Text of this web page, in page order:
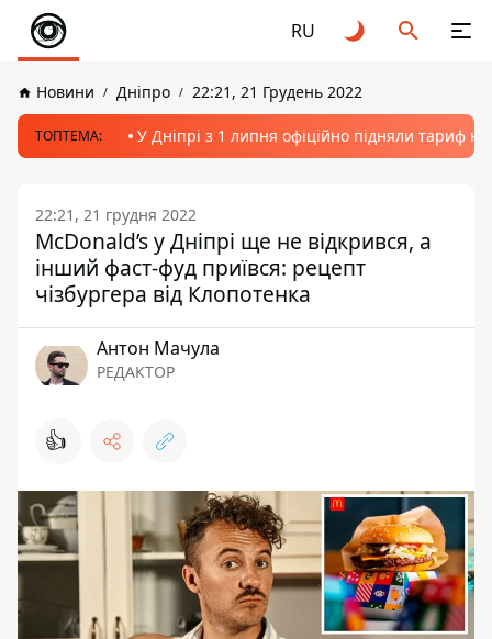
RU
Новини Дніпро 22:21, 21 Грудень 2022
ТОПТЕМА: У Дніпрі з 1 липня офіційно підняли тариф
22:21, 21 грудня 2022
McDonald’s у Дніпрі ще не відкрився, а
інший фаст-фуд приївся: рецепт
чізбургера від Клопотенка
Антон Мачула
РЕДАКТОР
👍